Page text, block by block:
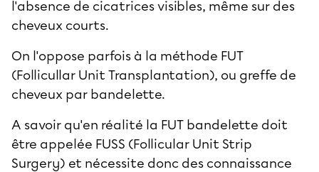
l'absence de cicatrices visibles, même sur des
cheveux courts.
On l'oppose parfois à la méthode FUT
(Follicullar Unit Transplantation), ou greffe de
cheveux par bandelette.
A savoir qu'en réalité la FUT bandelette doit
être appelée FUSS (Follicular Unit Strip
Surgery) et nécessite donc des connaissance